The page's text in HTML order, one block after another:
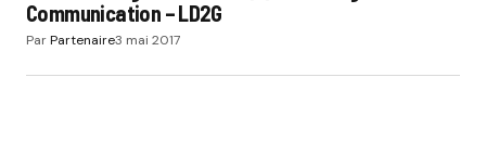
Communication – LD2G
ParPartenaire3 mai 2017